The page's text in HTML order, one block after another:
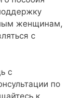
женщинам,
с
с
по